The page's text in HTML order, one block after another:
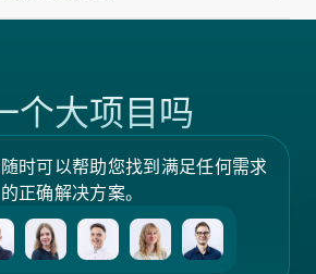
个大项目吗
时可以帮助您找到满足任何需求
的正确解决方案。